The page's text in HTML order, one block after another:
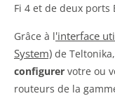
Fi 4 et de deux ports
Grâce à l'interface
System) de
configurer votre ou
routeurs de la